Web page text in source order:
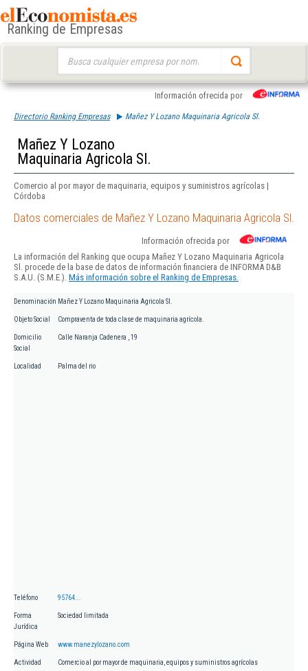
Ranking de Empresas
Información ofrecida por
Directorio Ranking Empresas Mañez Y Lozano Maquinaria Agricola Sl.
Mañez Y Lozano
Maquinaria Agricola Sl.
Comercio al por mayor de maquinaria, equipos y suministros agrícolas |
Córdoba
Datos comerciales de Mañez Y Lozano Maquinaria Agricola Sl.
Información ofrecida por
La información del Ranking que ocupa Mañez Y Lozano Maquinaria Agricola
Sl. procede de la base de datos de información financiera de INFORMA D&B
S.A.U. (S.M.E.). Más información sobre el Ranking de Empresas.
Denominación Mañez Y Lozano Maquinaria Agricola Sl.
Objeto Social Compraventa de toda clase de maquinaria agrícola.
Domicilio
Social
Calle Naranja Cadenera , 19
Localidad Palma del rio
Teléfono 95764...
Forma
Jurídica
Sociedad limitada
Página Web www.manezylozano.com
Actividad Comercio al por mayor de maquinaria, equipos y suministros agrícolas